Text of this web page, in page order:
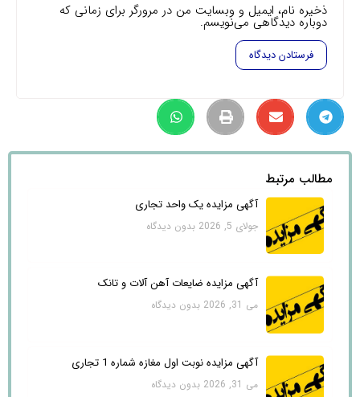
مطالب مرتبط
آگهی مزایده یک واحد تجاری
جولای 5, 2026 بدون دیدگاه
آگهی مزایده ضایعات آهن آلات و تانک
می 31, 2026 بدون دیدگاه
آگهی مزایده نوبت اول مغازه شماره 1 تجاری
می 31, 2026 بدون دیدگاه
ذخیره نام، ایمیل و وبسایت من در مرورگر برای زمانی که
دوباره دیدگاهی می‌نویسم.